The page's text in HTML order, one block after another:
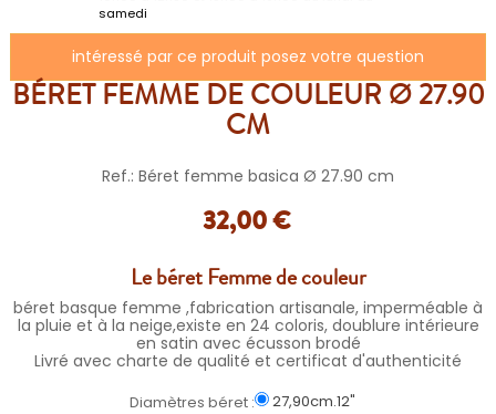
samedi
intéressé par ce produit posez votre question
BÉRET FEMME DE COULEUR Ø 27.90
CM
Ref.: Béret femme basica Ø 27.90 cm
32,00 €
Le béret Femme de couleur
béret basque femme ,fabrication artisanale, imperméable à
la pluie et à la neige,existe en 24 coloris, doublure intérieure
en satin avec écusson brodé
Livré avec charte de qualité et certificat d'authenticité
Diamètres béret : 27,90cm.12"